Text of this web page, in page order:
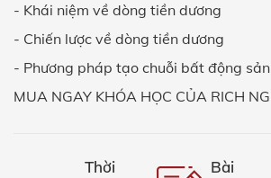
- Khái niệm về dòng tiền dương
- Chiến lược về dòng tiền dương
- Phương pháp tạo chuỗi bất động sản
MUA NGAY KHÓA HỌC CỦA RICH
Thời
Bài